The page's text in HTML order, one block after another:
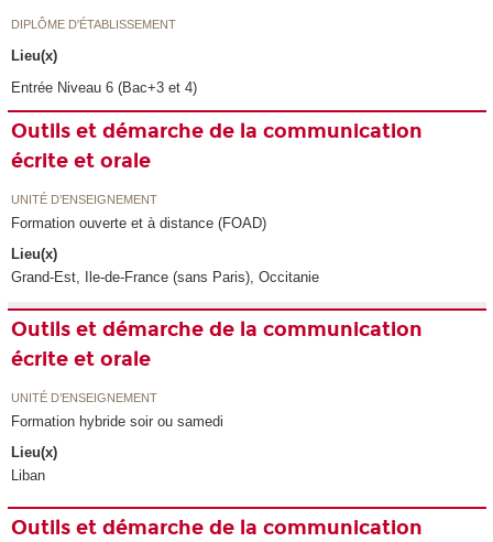
DIPLÔME D'ÉTABLISSEMENT
Lieu(x)
Entrée Niveau 6 (Bac+3 et 4)
Outils et démarche de la communication
écrite et orale
UNITÉ D’ENSEIGNEMENT
Formation ouverte et à distance (FOAD)
Lieu(x)
Grand-Est, Ile-de-France (sans Paris), Occitanie
Outils et démarche de la communication
écrite et orale
UNITÉ D’ENSEIGNEMENT
Formation hybride soir ou samedi
Lieu(x)
Liban
Outils et démarche de la communication